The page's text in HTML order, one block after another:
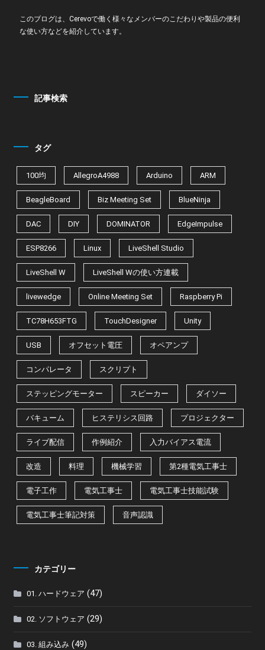
このブログは、Cerevoで働く様々なメンバーのこだわりや製品の便利
な使い方などを紹介しています。
記事検索
タグ
100均 AllegroA4988 Arduino ARM
BeagleBoard Biz Meeting Set BlueNinja
DAC DIY DOMINATOR EdgeImpulse
ESP8266 Linux LiveShell Studio
LiveShell W LiveShell Wの使い方連載
livewedge Online Meeting Set Raspberry Pi
TC78H653FTG TouchDesigner Unity
USB オフセット電圧 オペアンプ
コンパレータ スクリプト
ステッピングモーター スピーカー ダイソー
バキューム ヒステリシス回路 プロジェクター
ライブ配信 作例紹介 入力バイアス電流
改造 料理 機械学習 第2種電気工事士
電子工作 電気工事士 電気工事士技能試験
電気工事士筆記対策 音声認識
カテゴリー
01. ハードウェア (47)
02. ソフトウェア (29)
03. 組み込み (49)